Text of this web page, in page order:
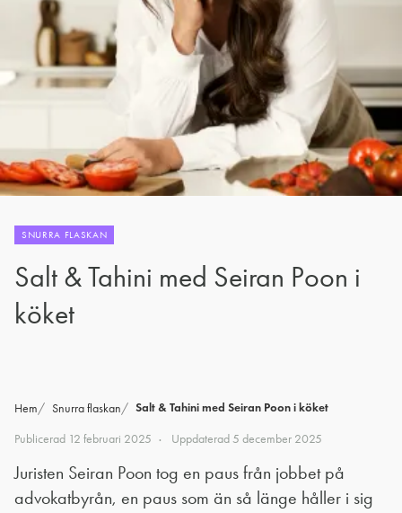
SNURRA FLASKAN
Salt & Tahini med Seiran Poon i
köket
Hem Snurra flaskan Salt & Tahini med Seiran Poon i köket
Publicerad 12 februari 2025 Uppdaterad5 december 2025
Juristen Seiran Poon tog en paus från jobbet på
advokatbyrån, en paus som än så länge håller i sig